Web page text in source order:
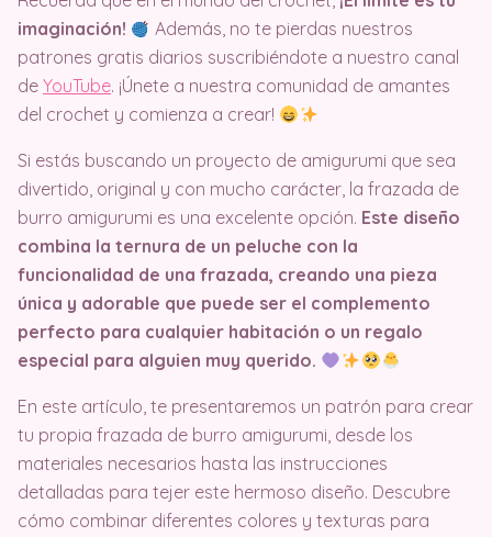
imaginación!
Además, no te pierdas nuestros
patrones gratis diarios suscribiéndote a nuestro canal
de YouTube. ¡Únete a nuestra comunidad de amantes
del crochet y comienza a crear!
Si estás buscando un proyecto de amigurumi que sea
divertido, original y con mucho carácter, la frazada de
burro amigurumi es una excelente opción. Este diseño
combina la ternura de un peluche con la
funcionalidad de una frazada, creando una pieza
única y adorable que puede ser el complemento
perfecto para cualquier habitación o un regalo
especial para alguien muy querido.
En este artículo, te presentaremos un patrón para crear
tu propia frazada de burro amigurumi, desde los
materiales necesarios hasta las instrucciones
detalladas para tejer este hermoso diseño. Descubre
cómo combinar diferentes colores y texturas para